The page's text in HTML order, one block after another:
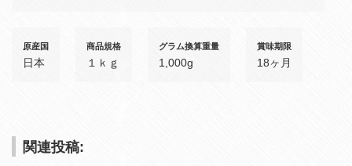
原産国
日本
商品規格
１ｋｇ
グラム換算重量
1,000g
賞味期限
18ヶ月
関連投稿: